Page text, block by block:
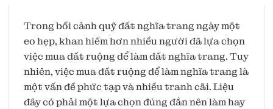
Trong bối cảnh quỹ đất nghĩa trang ngày một
eo hẹp, khan hiếm hơn nhiều người đã lựa chọn
việc mua đất ruộng để làm đất nghĩa trang. Tuy
nhiên, việc mua đất ruộng để làm nghĩa trang là
một vấn đề phức tạp và nhiều tranh cãi. Liệu
đây có phải một lựa chọn đúng đắn nên làm hay